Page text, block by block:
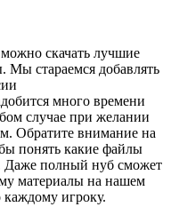
скачать лучшие
стараемся добавлять
много времени
случае при желании
Обратите внимание на
понять какие файлы
Даже полный нуб сможет
материалы на нашем
каждому игроку.